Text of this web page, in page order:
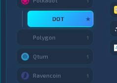
DOT ★
Polygon 1
Qtum 1
Ravencoin 1